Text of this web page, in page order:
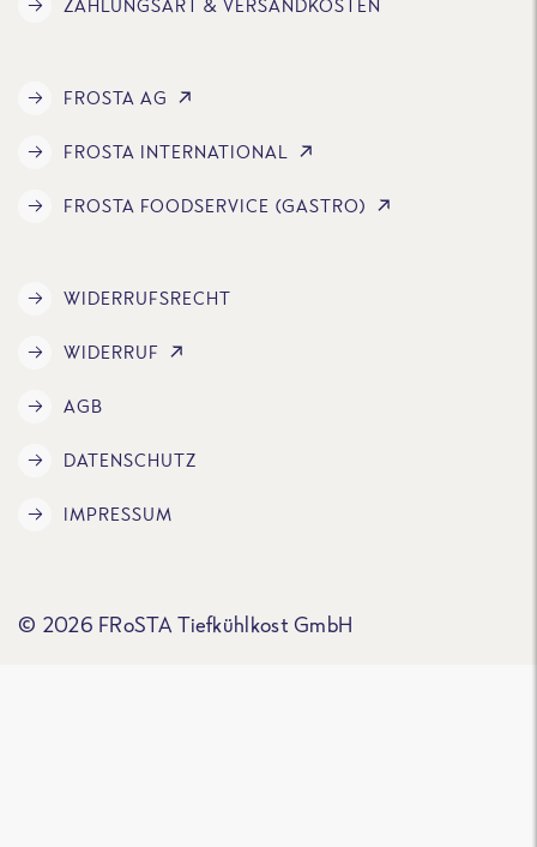
ZAHLUNGSART & VERSANDKOSTEN
FROSTA AG
FROSTA INTERNATIONAL
FROSTA FOODSERVICE (GASTRO)
WIDERRUFSRECHT
WIDERRUF
AGB
DATENSCHUTZ
IMPRESSUM
© 2026 FRoSTA Tiefkühlkost GmbH